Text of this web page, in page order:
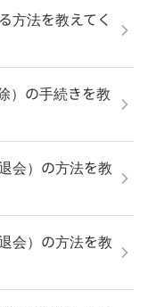
方法を教えてく
）の手続きを教
会）の方法を教
会）の方法を教